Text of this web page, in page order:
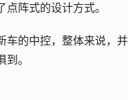
点阵式的设计方式。
车的中控，整体来说，
。